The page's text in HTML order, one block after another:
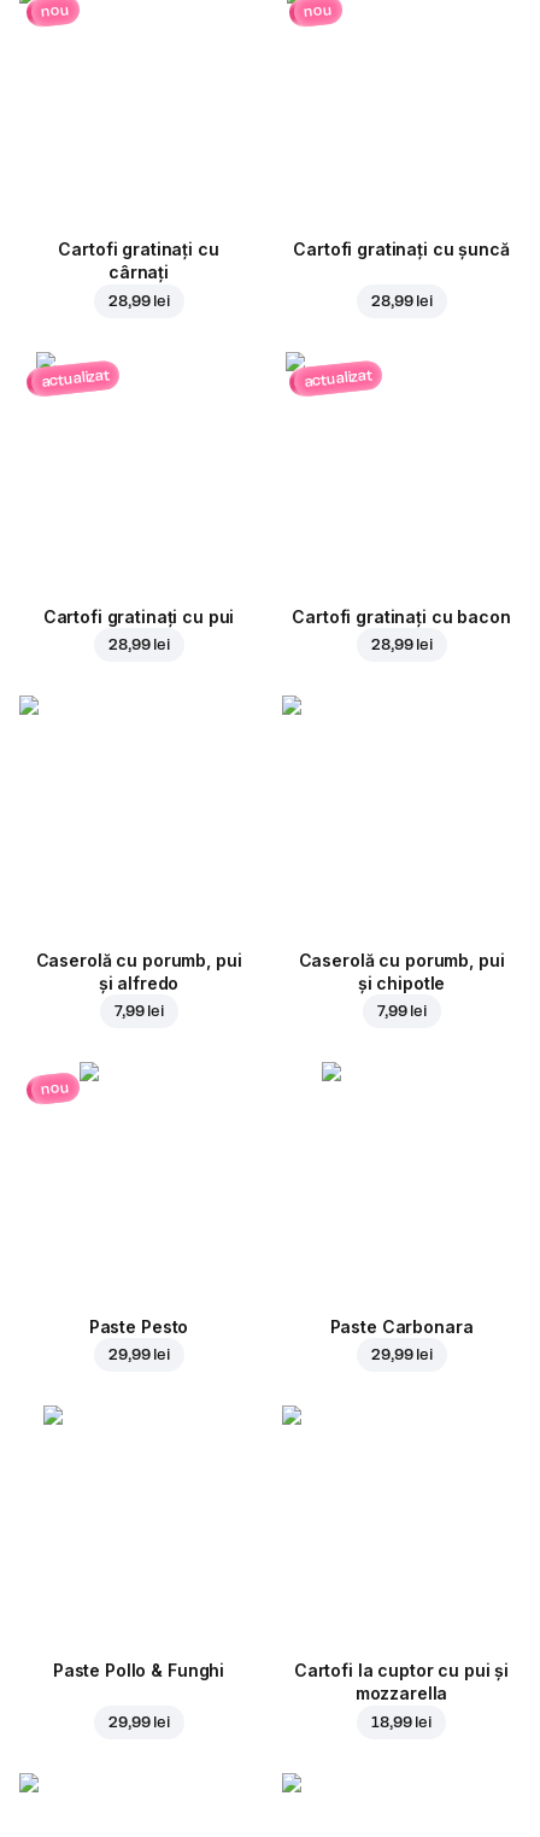
nou
Cartofi gratinați cu
cârnați
28,99 lei
nou
Cartofi gratinați cu șuncă
28,99 lei
actualizat
Cartofi gratinați cu pui
28,99 lei
actualizat
Cartofi gratinați cu bacon
28,99 lei
Caserolă cu porumb, pui
și alfredo
7,99 lei
Caserolă cu porumb, pui
și chipotle
7,99 lei
nou
Paste Pesto
29,99 lei
Paste Carbonara
29,99 lei
Paste Pollo & Funghi
29,99 lei
Cartofi la cuptor cu pui și
mozzarella
18,99 lei